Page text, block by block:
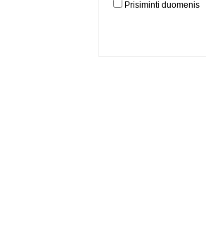
Prisiminti duomenis